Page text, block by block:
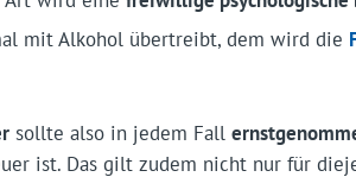
mit Alkohol übertreibt, dem wird die
sollte also in jedem Fall
ist. Das gilt zudem nicht nur für